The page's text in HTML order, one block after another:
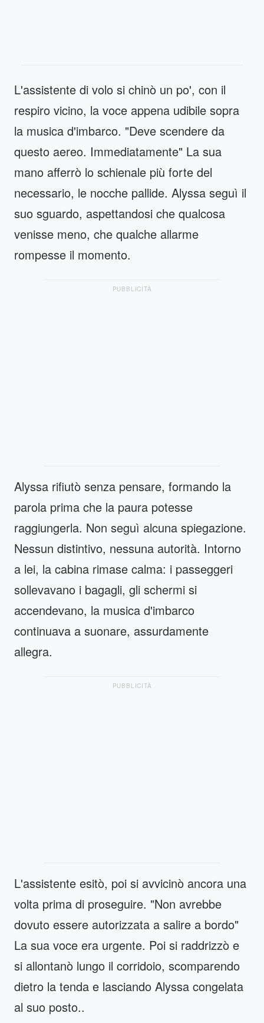
L'assistente di volo si chinò un po', con il
respiro vicino, la voce appena udibile sopra
la musica d'imbarco. "Deve scendere da
questo aereo. Immediatamente" La sua
mano afferrò lo schienale più forte del
necessario, le nocche pallide. Alyssa seguì il
suo sguardo, aspettandosi che qualcosa
venisse meno, che qualche allarme
rompesse il momento.
PUBBLICITÀ
Alyssa rifiutò senza pensare, formando la
parola prima che la paura potesse
raggiungerla. Non seguì alcuna spiegazione.
Nessun distintivo, nessuna autorità. Intorno
a lei, la cabina rimase calma: i passeggeri
sollevavano i bagagli, gli schermi si
accendevano, la musica d'imbarco
continuava a suonare, assurdamente
allegra.
PUBBLICITÀ
L'assistente esitò, poi si avvicinò ancora una
volta prima di proseguire. "Non avrebbe
dovuto essere autorizzata a salire a bordo"
La sua voce era urgente. Poi si raddrizzò e
si allontanò lungo il corridoio, scomparendo
dietro la tenda e lasciando Alyssa congelata
al suo posto..